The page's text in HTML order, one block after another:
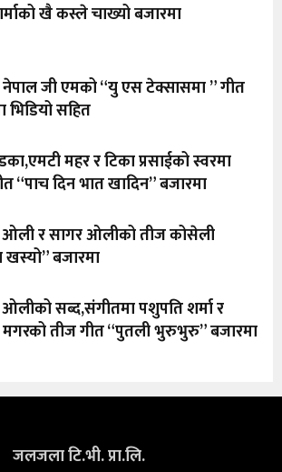
खै कस्ले चाख्यो बजारमा
जी एमको “यु एस टेक्सासमा ” गीत
भिडियो सहित
महर र टिका प्रसाईको स्वरमा
“पाच दिन भात खादिन” बजारमा
र सागर ओलीको तीज कोसेली
बजारमा
सब्द,संगीतमा पशुपति शर्मा र
मगरको तीज गीत “पुतली भुरुभुरु” बजारमा
जलजला टि.भी. प्रा.लि.